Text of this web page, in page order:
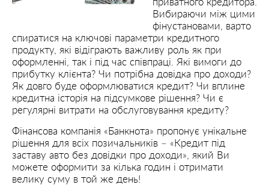
приватного кредитора.
Вибираючи між цими
фінустановами, варто
спиратися на ключові параметри кредитного
продукту, які відіграють важливу роль як при
оформленні, так і під час співпраці. Які вимоги до
прибутку клієнта? Чи потрібна довідка про доходи?
Як довго буде оформлюватися кредит? Чи вплине
кредитна історія на підсумкове рішення? Чи є
регулярні витрати на обслуговування кредиту?
Фінансова компанія «Банкнота» пропонує унікальне
рішення для всіх позичальників – «Кредит під
заставу авто без довідки про доходи», який Ви
можете оформити за кілька годин і отримати
велику суму в той же день!